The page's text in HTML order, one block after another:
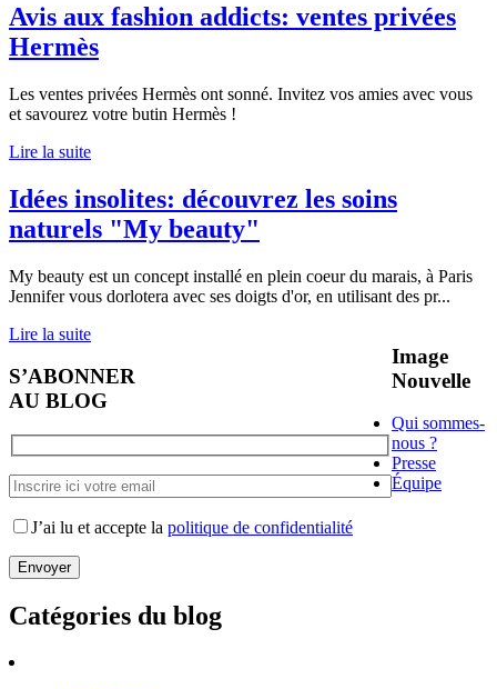
Avis aux fashion addicts: ventes privées
Hermès
Les ventes privées Hermès ont sonné. Invitez vos amies avec vous
et savourez votre butin Hermès !
Lire la suite
Idées insolites: découvrez les soins
naturels "My beauty"
My beauty est un concept installé en plein coeur du marais, à Paris
Jennifer vous dorlotera avec ses doigts d'or, en utilisant des pr...
Lire la suite
S’ABONNER
AU BLOG
J’ai lu et accepte la politique de confidentialité
Catégories du blog
Image
Nouvelle
Qui sommes-
nous ?
Presse
Équipe